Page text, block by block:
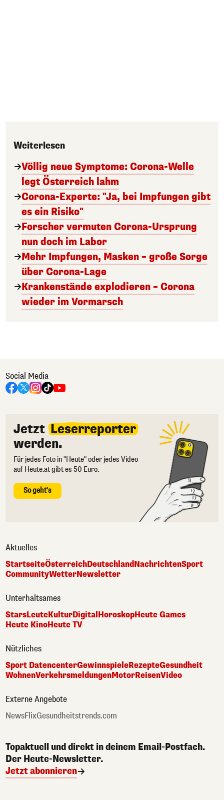
Weiterlesen
Völlig neue Symptome: Corona-Welle
legt Österreich lahm
Corona-Experte: "Ja, bei Impfungen gibt
es ein Risiko"
Forscher vermuten Corona-Ursprung
nun doch im Labor
Mehr Impfungen, Masken – große Sorge
über Corona-Lage
Krankenstände explodieren – Corona
wieder im Vormarsch
Social Media
Jetzt Leserreporter
werden.
Für jedes Foto in "Heute" oder jedes Video
auf Heute.at gibt es 50 Euro.
So geht's
Aktuelles
StartseiteÖsterreichDeutschlandNachrichtenSport
CommunityWetterNewsletter
Unterhaltsames
StarsLeuteKulturDigitalHoroskopHeute Games
Heute KinoHeute TV
Nützliches
Sport DatencenterGewinnspieleRezepteGesundheit
WohnenVerkehrsmeldungenMotorReisenVideo
Externe Angebote
NewsFlixGesundheitstrends.com
Topaktuell und direkt in deinem Email-Postfach.
Der Heute-Newsletter.
Jetzt abonnieren